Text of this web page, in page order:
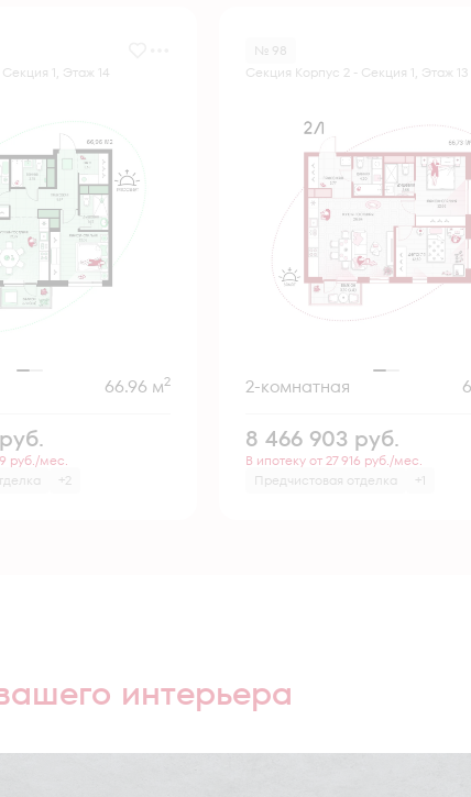
1, Этаж 14
66.96 м2
руб.
руб./мес.
+2
№ 98
Секция Корпус 2 - Секция 1, Этаж 13
2-комнатная
8 466 903 руб.
В ипотеку от 27 916 руб./мес.
Предчистовая отделка
+1
интерьера